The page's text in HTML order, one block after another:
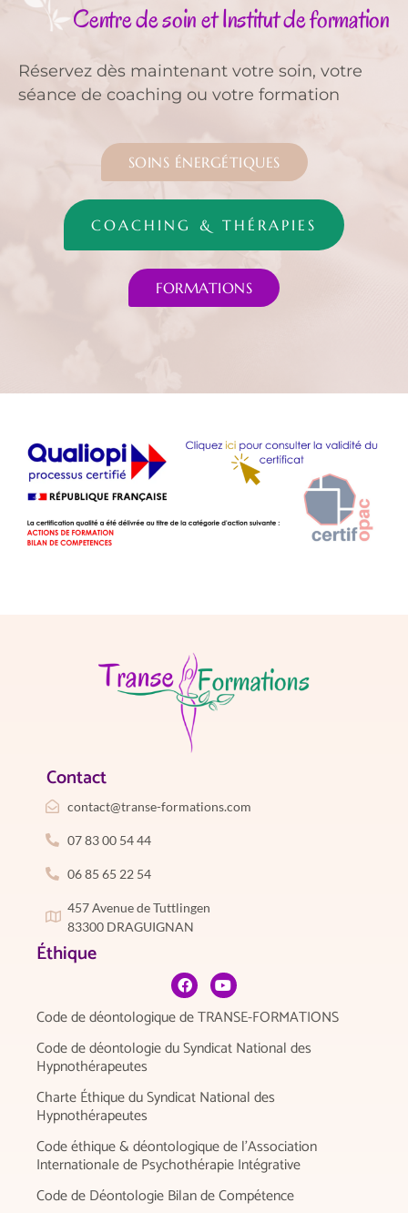
Centre de soin et Institut de formation
Réservez dès maintenant votre soin, votre
séance de coaching ou votre formation
SOINS ÉNERGÉTIQUES
COACHING & THÉRAPIES
FORMATIONS
Contact
contact@transe-formations.com
07 83 00 54 44
06 85 65 22 54
457 Avenue de Tuttlingen
83300 DRAGUIGNAN
Éthique
Code de déontologique de TRANSE-FORMATIONS
Code de déontologie du Syndicat National des
Hypnothérapeutes
Charte Éthique du Syndicat National des
Hypnothérapeutes
Code éthique & déontologique de l’Association
Internationale de Psychothérapie Intégrative
Code de Déontologie Bilan de Compétence